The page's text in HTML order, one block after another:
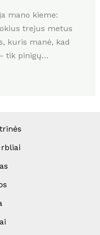
mano kieme:
trejus metus
kuris manė, kad
tik pinigų…